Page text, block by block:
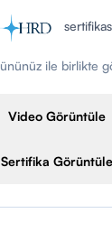
ile birlikte
Video Görüntüle
Sertifika Görüntüle